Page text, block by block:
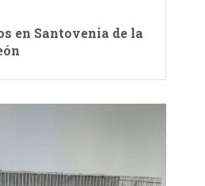
en Santovenia de la